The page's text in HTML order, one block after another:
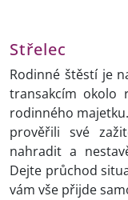
Střelec
Rodinné štěstí je
transakcím okolo
rodinného
prověřili své
nahradit a
Dejte průchod
vám vše přijde